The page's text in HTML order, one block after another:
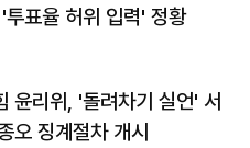
'투표율 허위 입력' 정황
윤리위, '돌려차기 실언' 서
오 징계절차 개시